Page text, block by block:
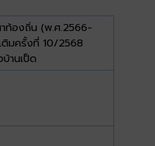
ท้องถิ่น (พ.ศ.2566-
ติมครั้งที่ 10/2568
บ้านเป็ด